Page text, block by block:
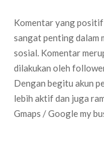
Komentar yang
sangat penting dalam
sosial. Komentar
dilakukan oleh
Dengan begitu akun
lebih aktif dan juga
Gmaps / Google my